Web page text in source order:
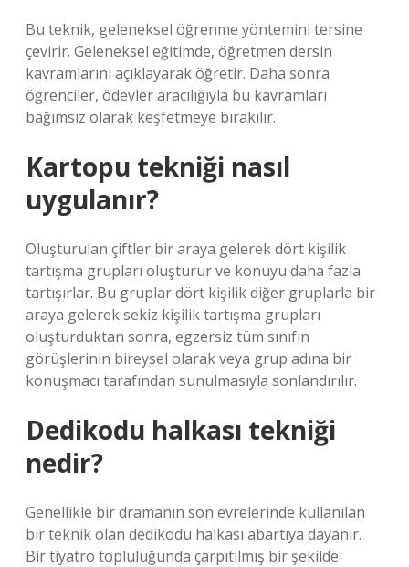
Bu teknik, geleneksel öğrenme yöntemini tersine
çevirir. Geleneksel eğitimde, öğretmen dersin
kavramlarını açıklayarak öğretir. Daha sonra
öğrenciler, ödevler aracılığıyla bu kavramları
bağımsız olarak keşfetmeye bırakılır.
Kartopu tekniği nasıl
uygulanır?
Oluşturulan çiftler bir araya gelerek dört kişilik
tartışma grupları oluşturur ve konuyu daha fazla
tartışırlar. Bu gruplar dört kişilik diğer gruplarla bir
araya gelerek sekiz kişilik tartışma grupları
oluşturduktan sonra, egzersiz tüm sınıfın
görüşlerinin bireysel olarak veya grup adına bir
konuşmacı tarafından sunulmasıyla sonlandırılır.
Dedikodu halkası tekniği
nedir?
Genellikle bir dramanın son evrelerinde kullanılan
bir teknik olan dedikodu halkası abartıya dayanır.
Bir tiyatro topluluğunda çarpıtılmış bir şekilde